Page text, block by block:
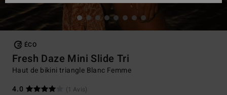
ÉCO
Fresh Daze Mini Slide Tri
Haut de bikini triangle Blanc Femme
4.0
(1 Avis)